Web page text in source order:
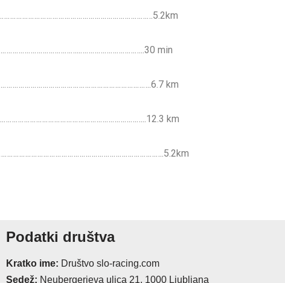
min
km
km
Podatki društva
Kratko ime: Društvo slo-racing.com
Sedež: Neubergerjeva ulica 21, 1000 Ljubljana